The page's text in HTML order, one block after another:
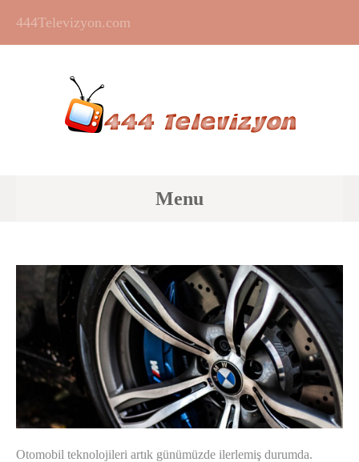
444Televizyon.com
Menu
Otomobil teknolojileri artık günümüzde ilerlemiş durumda.